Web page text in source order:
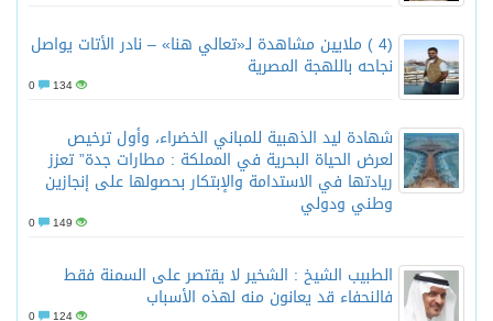
(4 ) ملايين مشاهدة لـ«تعالي هنا» – نادر الأتات يواصل
نجاحه باللهجة المصرية
134
شهادة ليد الذهبية للمباني الخضراء، وأول ترخيص
لعرض الحياة البحرية في المملكة : مطارات جدة” تعزز
ريادتها في الاستدامة والإبتكار بحصولها على إنجازين
وطني ودولي
149
الطبيب الشيخ : الشخير لا يقتصر على السمنة فقط
فالنحفاء قد يعانون منه لهذه الأسباب
124